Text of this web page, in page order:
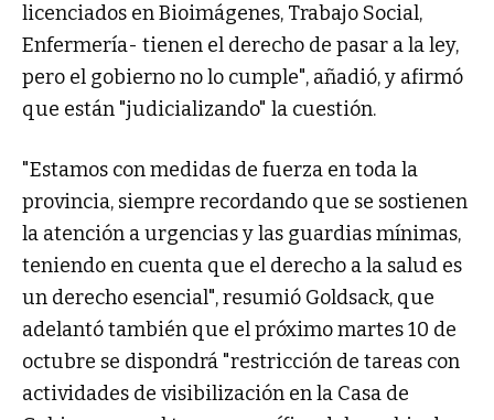
licenciados en Bioimágenes, Trabajo Social,
Enfermería- tienen el derecho de pasar a la ley,
pero el gobierno no lo cumple", añadió, y afirmó
que están "judicializando" la cuestión.
"Estamos con medidas de fuerza en toda la
provincia, siempre recordando que se sostienen
la atención a urgencias y las guardias mínimas,
teniendo en cuenta que el derecho a la salud es
un derecho esencial", resumió Goldsack, que
adelantó también que el próximo martes 10 de
octubre se dispondrá "restricción de tareas con
actividades de visibilización en la Casa de